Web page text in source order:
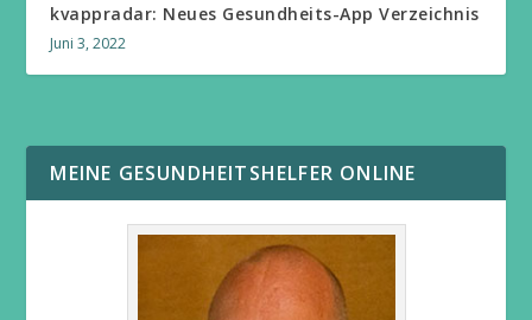
kvappradar: Neues Gesundheits-App Verzeichnis
Juni 3, 2022
MEINE GESUNDHEITSHELFER ONLINE